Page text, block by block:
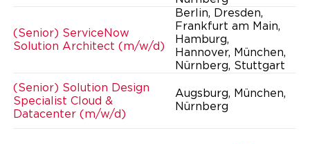
(Senior) ServiceNow
Solution Architect (m/w/d)
Berlin, Dresden,
Frankfurt am Main,
Hamburg,
Hannover, München,
Nürnberg, Stuttgart
(Senior) Solution Design
Specialist Cloud &
Datacenter (m/w/d)
Augsburg, München,
Nürnberg